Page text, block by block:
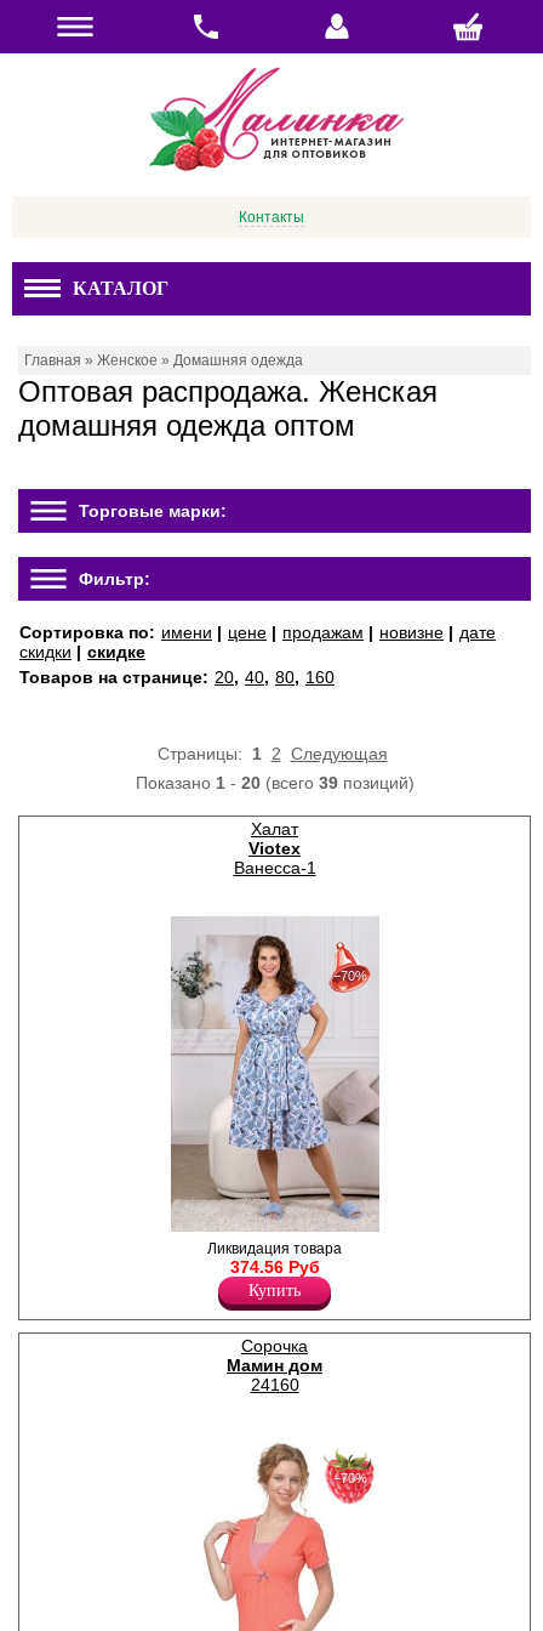
Контакты
КАТАЛОГ
Главная » Женское » Домашняя одежда
Оптовая распродажа. Женская
домашняя одежда оптом
Торговые марки:
Фильтр:
Сортировка по: имени | цене | продажам | новизне | дате
скидки | скидке
Товаров на странице: 20, 40, 80, 160
Страницы: 1 2 Следующая
Показано 1- 20(всего 39позиций)
Халат
Viotex
Ванесса-1
Халат женский всесезонный
из трикотажного полотна
кулирная гладь, с набивным
флористическим рисунком,
прямой, свободного кроя,
расширенный книзу, с
короткими втачными
рукавами, горловиной
овальной формы,
карманами в боковых швах.
Модель комплектуется
поясом, завязывающимся на
талии, и продетым в две
шлевки, вставленные в
боковые швы. Удобный
свободный крой дарит
комфорт и ощущение
свободы движений. Одежда
из хлопка комфортна и
приятна для кожи, дышащая
с 22-07-2026 по 28-07-2026
с 29-07-2026 по 04-08-2026
с 05-08-2026 по 11-08-2026
−70%
Ликвидация товара
374.56 Руб
Купить
Сорочка
Мамин дом
24160
−70%